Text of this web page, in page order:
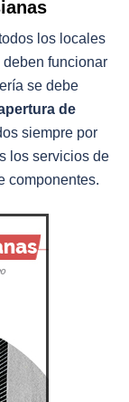
los locales
funcionar
se debe
de
siempre por
los servicios de
componentes.